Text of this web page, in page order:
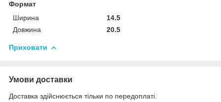
Формат
Ширина
14.5
Довжина
20.5
Приховати
Умови доставки
Доставка здійснюється тільки по передоплаті.